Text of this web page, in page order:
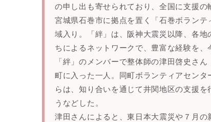
の申し出も寄せられており、全国に支援の
宮城県石巻市に拠点を置く「石巻ボラン
域入り。「絆」は、阪神大震災以降、各
ちによるネットワークで、豊富な経験を、
「絆」のメンバーで整体師の津田啓史さ
町に入った一人。同町ボランティアセン
らは、知り合いを通じて井関地区の支援
うなどした。
津田さんによると、東日本大震災や７月